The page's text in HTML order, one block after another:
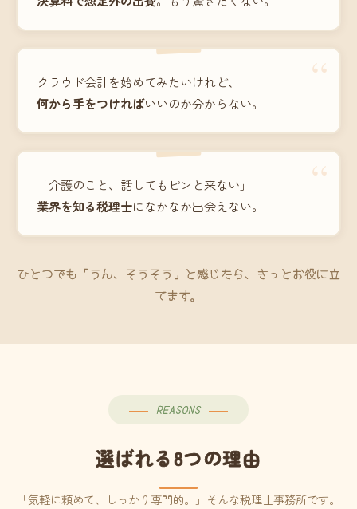
“
クラウド会計を始めてみたいけれど、
何から手をつければいいのか分からない。
“
「介護のこと、話してもピンと来ない」
業界を知る税理士になかなか出会えない。
ひとつでも「うん、そうそう」と感じたら、きっとお役に立
てます。
REASONS
選ばれる8つの理由
「気軽に頼めて、しっかり専門的。」そんな税理士事務所です。